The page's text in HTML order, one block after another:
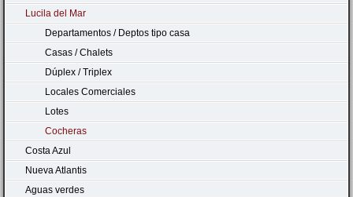
Lucila del Mar
Departamentos / Deptos tipo casa
Casas / Chalets
Dúplex / Triplex
Locales Comerciales
Lotes
Cocheras
Costa Azul
Nueva Atlantis
Aguas verdes